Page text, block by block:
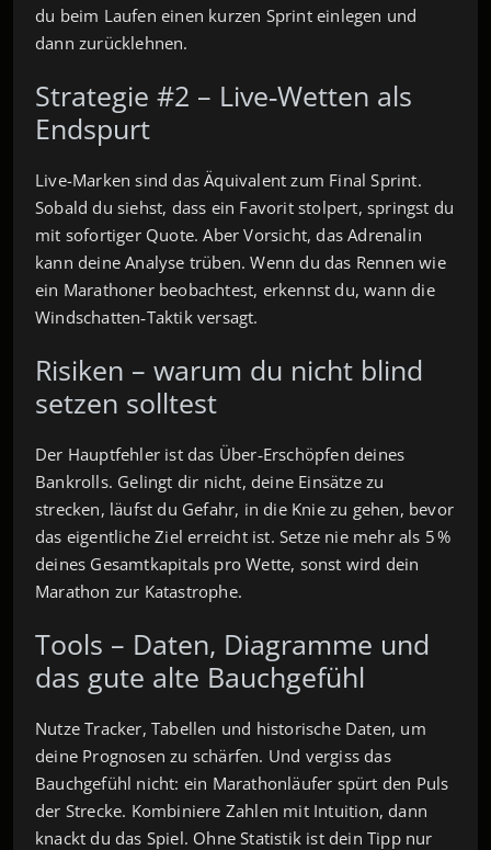
du beim Laufen einen kurzen Sprint einlegen und
dann zurücklehnen.
Strategie #2 – Live‑Wetten als
Endspurt
Live-Marken sind das Äquivalent zum Final Sprint.
Sobald du siehst, dass ein Favorit stolpert, springst du
mit sofortiger Quote. Aber Vorsicht, das Adrenalin
kann deine Analyse trüben. Wenn du das Rennen wie
ein Marathoner beobachtest, erkennst du, wann die
Windschatten‑Taktik versagt.
Risiken – warum du nicht blind
setzen solltest
Der Hauptfehler ist das Über‑Erschöpfen deines
Bankrolls. Gelingt dir nicht, deine Einsätze zu
strecken, läufst du Gefahr, in die Knie zu gehen, bevor
das eigentliche Ziel erreicht ist. Setze nie mehr als 5 %
deines Gesamtkapitals pro Wette, sonst wird dein
Marathon zur Katastrophe.
Tools – Daten, Diagramme und
das gute alte Bauchgefühl
Nutze Tracker, Tabellen und historische Daten, um
deine Prognosen zu schärfen. Und vergiss das
Bauchgefühl nicht: ein Marathonläufer spürt den Puls
der Strecke. Kombiniere Zahlen mit Intuition, dann
knackt du das Spiel. Ohne Statistik ist dein Tipp nur